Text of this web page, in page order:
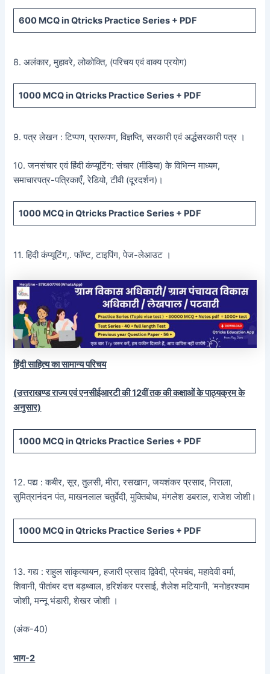
600 MCQ in Qtricks Practice Series + PDF
8. अलंकार, मुहावरे, लोकोक्ति, (परिचय एवं वाक्य प्रयोग)
1000 MCQin Qtricks Practice Series + PDF
9. पत्र लेखन : टिप्पण, प्रारूपण, विज्ञप्ति, सरकारी एवं अर्द्धसरकारी पत्र ।
10. जनसंचार एवं हिंदी कंप्यूटिंग: संचार (मीडिया) के विभिन्न माध्यम,
समाचारपत्र-पत्रिकाएँ, रेडियो, टीवी (दूरदर्शन)।
1000 MCQin Qtricks Practice Series + PDF
11. हिंदी कंप्यूटिंग,. फॉण्ट, टाइपिंग, पेज-लेआउट ।
हिंदी साहित्य का सामान्य परिचय
(उत्तराखण्ड राज्य एवं एनसीईआरटी की 12वीं तक की कक्षाओं के पाठ्यक्रम के
अनुसार)
1000 MCQin Qtricks Practice Series + PDF
12. पद्य : कबीर, सूर, तुलसी, मीरा, रसखान, जयशंकर प्रसाद, निराला,
सुमित्रानंदन पंत, माखनलाल चतुर्वेदी, मुक्तिबोध, मंगलेश डबराल, राजेश जोशी।
1000 MCQin Qtricks Practice Series + PDF
13. गद्य : राहुल सांकृत्यायन, हजारी प्रसाद द्विवेदी, प्रेमचंद, महादेवी वर्मा,
शिवानी, पीतांबर दत्त बड़थ्वाल, हरिशंकर परसाई, शैलेश मटियानी, ‘मनोहरश्याम
जोशी, मन्नू भंडारी, शेखर जोशी ।
(अंक-40)
भाग-2